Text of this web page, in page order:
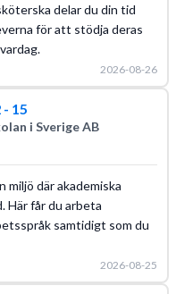
delar du din tid
för att stödja deras
2026-08-26
15
i Sverige AB
miljö där akademiska
Här får du arbeta
samtidigt som du
2026-08-25